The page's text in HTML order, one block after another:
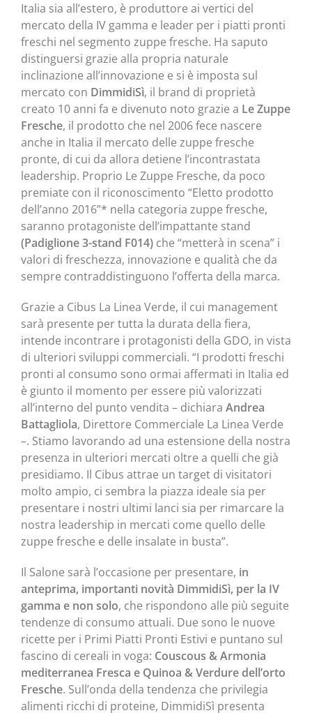
Italia sia all’estero, è produttore ai vertici del
mercato della IV gamma e leader per i piatti pronti
freschi nel segmento zuppe fresche. Ha saputo
distinguersi grazie alla propria naturale
inclinazione all’innovazione e si è imposta sul
mercato con DimmidiSì, il brand di proprietà
creato 10 anni fa e divenuto noto grazie a Le Zuppe
Fresche, il prodotto che nel 2006 fece nascere
anche in Italia il mercato delle zuppe fresche
pronte, di cui da allora detiene l’incontrastata
leadership. Proprio Le Zuppe Fresche, da poco
premiate con il riconoscimento “Eletto prodotto
dell’anno 2016”* nella categoria zuppe fresche,
saranno protagoniste dell’impattante stand
(Padiglione 3-stand F014) che “metterà in scena” i
valori di freschezza, innovazione e qualità che da
sempre contraddistinguono l’offerta della marca.
Grazie a Cibus La Linea Verde, il cui management
sarà presente per tutta la durata della fiera,
intende incontrare i protagonisti della GDO, in vista
di ulteriori sviluppi commerciali. “I prodotti freschi
pronti al consumo sono ormai affermati in Italia ed
è giunto il momento per essere più valorizzati
all’interno del punto vendita – dichiara Andrea
Battagliola, Direttore Commerciale La Linea Verde
–. Stiamo lavorando ad una estensione della nostra
presenza in ulteriori mercati oltre a quelli che già
presidiamo. Il Cibus attrae un target di visitatori
molto ampio, ci sembra la piazza ideale sia per
presentare i nostri ultimi lanci sia per rimarcare la
nostra leadership in mercati come quello delle
zuppe fresche e delle insalate in busta”.
Il Salone sarà l’occasione per presentare, in
anteprima, importanti novità DimmidiSì, per la IV
gamma e non solo, che rispondono alle più seguite
tendenze di consumo attuali. Due sono le nuove
ricette per i Primi Piatti Pronti Estivi e puntano sul
fascino di cereali in voga: Couscous & Armonia
mediterranea Fresca e Quinoa & Verdure dell’orto
Fresche. Sull’onda della tendenza che privilegia
alimenti ricchi di proteine, DimmidiSì presenta